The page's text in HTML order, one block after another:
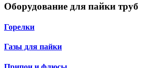
Оборудование для пайки труб
Горелки
Газы для пайки